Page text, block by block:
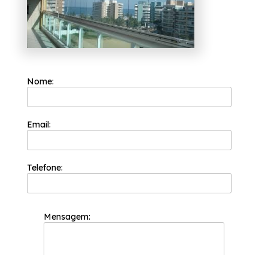
como portas de vidro, box para banheiros e
coberturas com vidro. Entre em contato com
nossos profissionais e tenha todo o suporte
que precisa.
Nome:
Email:
Telefone:
Mensagem: